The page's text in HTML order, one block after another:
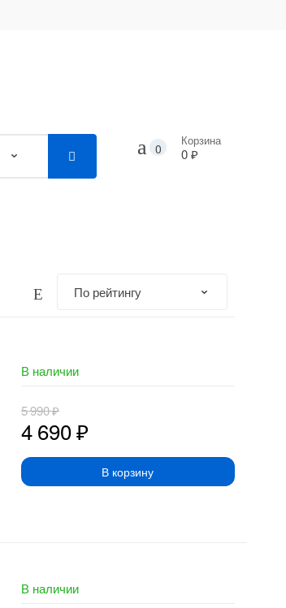
0
Корзина
0 ₽
В наличии
4 690₽
5 990₽
В корзину
В наличии